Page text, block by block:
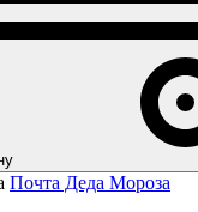
Почта Деда Мороза